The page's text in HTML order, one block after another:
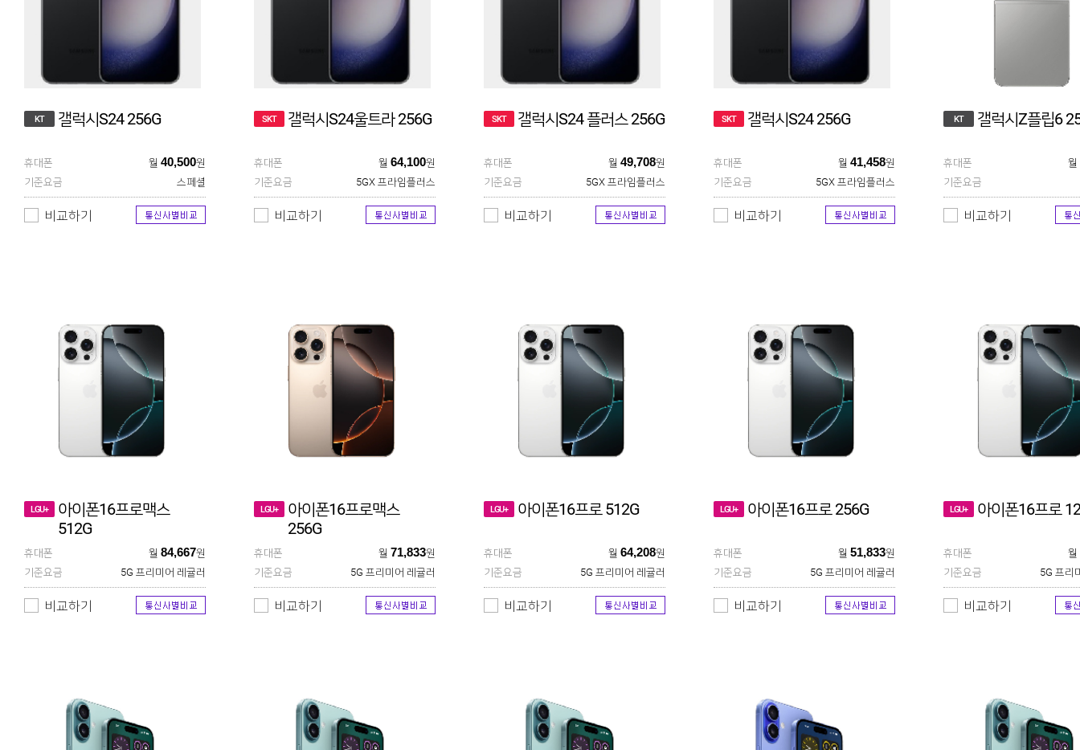
KT 갤럭시S24 256G
휴대폰 월 40,500원
기준요금
스페셜
비교하기
SKT 갤럭시S24울트라 256G
휴대폰 월 64,100원
기준요금
5GX 프라임플러스
비교하기
SKT 갤럭시S24 플러스 256G
휴대폰 월 49,708원
기준요금
5GX 프라임플러스
비교하기
SKT 갤럭시S24 256G
휴대폰 월 41,458원
기준요금
5GX 프라임플러스
비교하기
KT 갤럭시Z플립6
휴대폰
월
기준요금
비교하기
LGU+
아이폰16프로맥스
512G
휴대폰 월 84,667원
기준요금
5G 프리미어 레귤러
비교하기
LGU+
아이폰16프로맥스
256G
휴대폰 월 71,833원
기준요금
5G 프리미어 레귤러
비교하기
LGU+ 아이폰16프로 512G
휴대폰 월 64,208원
기준요금
5G 프리미어 레귤러
비교하기
LGU+ 아이폰16프로 256G
휴대폰 월 51,833원
기준요금
5G 프리미어 레귤러
비교하기
LGU+ 아이폰16프로
휴대폰
월
기준요금
5G 프리
비교하기